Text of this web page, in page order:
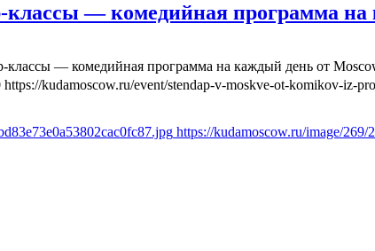
классы — комедийная программа на
классы — комедийная программа на каждый день от
https://kudamoscow.ru/event/stendap-v-moskve-ot-komikov-iz-
https://kudamoscow.ru/image/